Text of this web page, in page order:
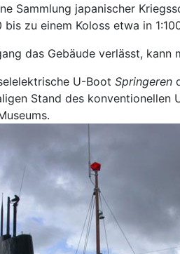
Sammlung japanischer
zu einem Koloss etwa in
das Gebäude verlässt,
U-Boot Springeren
Stand des konventionellen